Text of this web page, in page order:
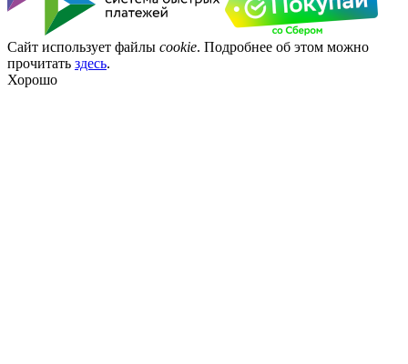
Сайт использует файлы cookie. Подробнее об этом можно
прочитать здесь.
Хорошо